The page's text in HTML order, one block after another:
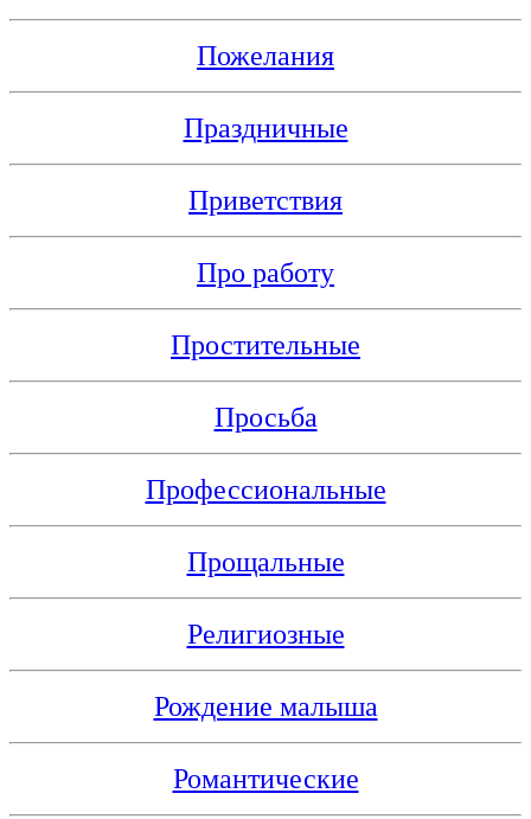
Пожелания
Праздничные
Приветствия
Про работу
Простительные
Просьба
Профессиональные
Прощальные
Религиозные
Рождение малыша
Романтические